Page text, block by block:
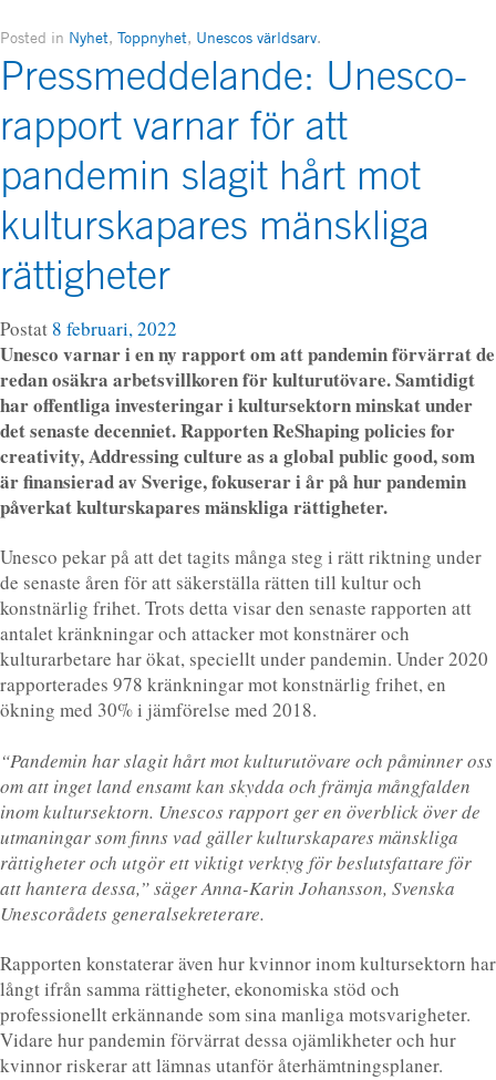
Posted in Nyhet, Toppnyhet, Unescos världsarv.
Pressmeddelande: Unesco-
rapport varnar för att
pandemin slagit hårt mot
kulturskapares mänskliga
rättigheter
Postat 8 februari, 2022
Unesco varnar i en ny rapport om att pandemin förvärrat de
redan osäkra arbetsvillkoren för kulturutövare. Samtidigt
har offentliga investeringar i kultursektorn minskat under
det senaste decenniet. Rapporten ReShaping policies for
creativity, Addressing culture as a global public good, som
är finansierad av Sverige, fokuserar i år på hur pandemin
påverkat kulturskapares mänskliga rättigheter.
Unesco pekar på att det tagits många steg i rätt riktning under
de senaste åren för att säkerställa rätten till kultur och
konstnärlig frihet. Trots detta visar den senaste rapporten att
antalet kränkningar och attacker mot konstnärer och
kulturarbetare har ökat, speciellt under pandemin. Under 2020
rapporterades 978 kränkningar mot konstnärlig frihet, en
ökning med 30% i jämförelse med 2018.
“Pandemin har slagit hårt mot kulturutövare och påminner oss
om att inget land ensamt kan skydda och främja mångfalden
inom kultursektorn. Unescos rapport ger en överblick över de
utmaningar som finns vad gäller kulturskapares mänskliga
rättigheter och utgör ett viktigt verktyg för beslutsfattare för
att hantera dessa,” säger Anna-Karin Johansson, Svenska
Unescorådets generalsekreterare.
Rapporten konstaterar även hur kvinnor inom kultursektorn har
långt ifrån samma rättigheter, ekonomiska stöd och
professionellt erkännande som sina manliga motsvarigheter.
Vidare hur pandemin förvärrat dessa ojämlikheter och hur
kvinnor riskerar att lämnas utanför återhämtningsplaner.